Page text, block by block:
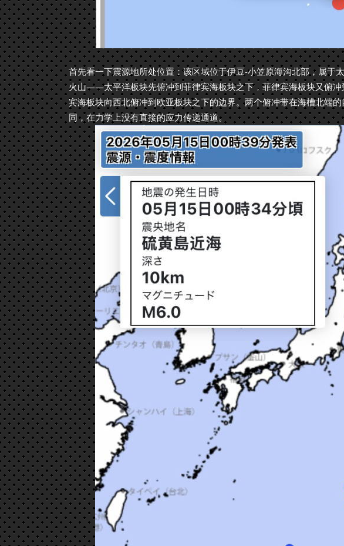
首先看一下震源地所处位置：该区域位于伊豆-小笠原海沟北部，属于
火山——太平洋板块先俯冲到菲律宾海板块之下，菲律宾海板块又俯
宾海板块向西北俯冲到欧亚板块之下的边界。两个俯冲带在海槽北端
同，在力学上没有直接的应力传递通道。